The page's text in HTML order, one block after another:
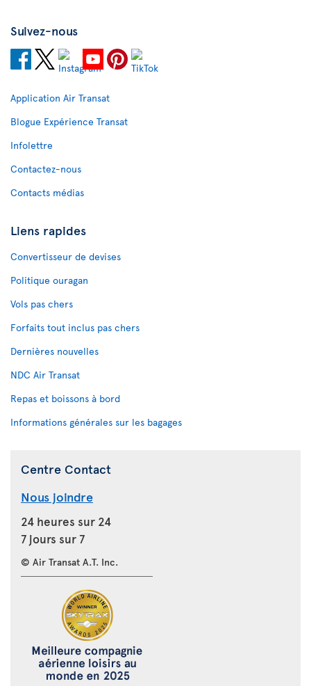
Suivez-nous
Application Air Transat
Blogue Expérience Transat
Infolettre
Contactez-nous
Contacts médias
Liens rapides
Convertisseur de devises
Politique ouragan
Vols pas chers
Forfaits tout inclus pas chers
Dernières nouvelles
NDC Air Transat
Repas et boissons à bord
Informations générales sur les bagages
Centre Contact
Nous joindre
24 heures sur 24
7 jours sur 7
© Air Transat A.T. Inc.